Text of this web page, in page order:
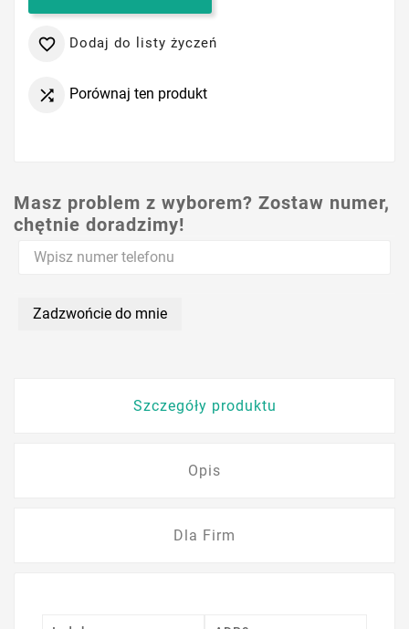
 Dodaj do listy życzeń
 Porównaj ten produkt
Masz problem z wyborem? Zostaw numer,
chętnie doradzimy!
Zadzwońcie do mnie
Szczegóły produktu
Opis
Dla Firm